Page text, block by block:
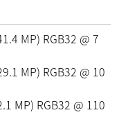
MP) RGB32 @ 7
MP) RGB32 @ 10
MP) RGB32 @ 110